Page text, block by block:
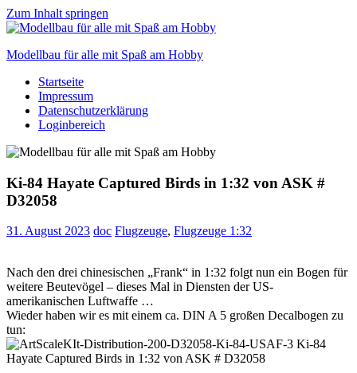
Zum Inhalt springen
Modellbau für alle mit Spaß am Hobby
Scale
modelling
to
Startseite
Impressum
Datenschutzerklärung
Loginbereich
Ki-84 Hayate Captured Birds in 1:32 von ASK #
D32058
31. August 2023 doc Flugzeuge, Flugzeuge 1:32
Nach den drei chinesischen „Frank“ in 1:32 folgt nun ein Bogen für
weitere Beutevögel – dieses Mal in Diensten der US-
amerikanischen Luftwaffe …
Wieder haben wir es mit einem ca. DIN A 5 großen Decalbogen zu
tun: